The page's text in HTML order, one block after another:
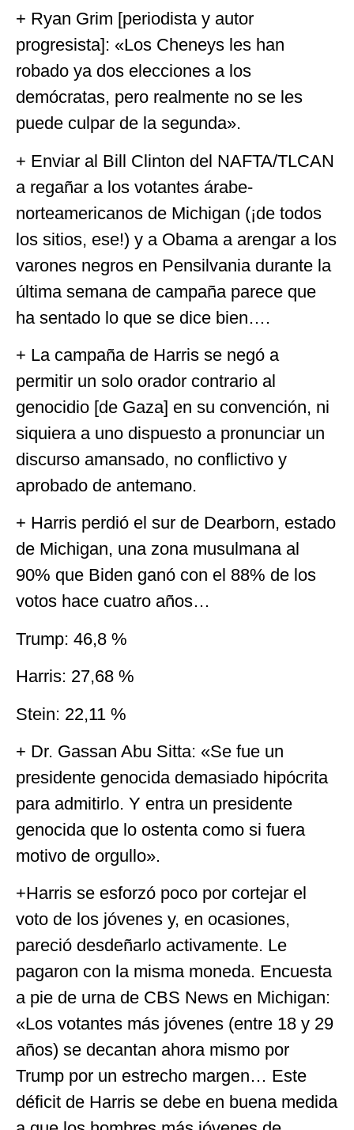
+ Ryan Grim [periodista y autor
progresista]: «Los Cheneys les han
robado ya dos elecciones a los
demócratas, pero realmente no se les
puede culpar de la segunda».
+ Enviar al Bill Clinton del NAFTA/TLCAN
a regañar a los votantes árabe-
norteamericanos de Michigan (¡de todos
los sitios, ese!) y a Obama a arengar a los
varones negros en Pensilvania durante la
última semana de campaña parece que
ha sentado lo que se dice bien….
+ La campaña de Harris se negó a
permitir un solo orador contrario al
genocidio [de Gaza] en su convención, ni
siquiera a uno dispuesto a pronunciar un
discurso amansado, no conflictivo y
aprobado de antemano.
+ Harris perdió el sur de Dearborn, estado
de Michigan, una zona musulmana al
90% que Biden ganó con el 88% de los
votos hace cuatro años…
Trump: 46,8 %
Harris: 27,68 %
Stein: 22,11 %
+ Dr. Gassan Abu Sitta: «Se fue un
presidente genocida demasiado hipócrita
para admitirlo. Y entra un presidente
genocida que lo ostenta como si fuera
motivo de orgullo».
+Harris se esforzó poco por cortejar el
voto de los jóvenes y, en ocasiones,
pareció desdeñarlo activamente. Le
pagaron con la misma moneda. Encuesta
a pie de urna de CBS News en Michigan:
«Los votantes más jóvenes (entre 18 y 29
años) se decantan ahora mismo por
Trump por un estrecho margen… Este
déficit de Harris se debe en buena medida